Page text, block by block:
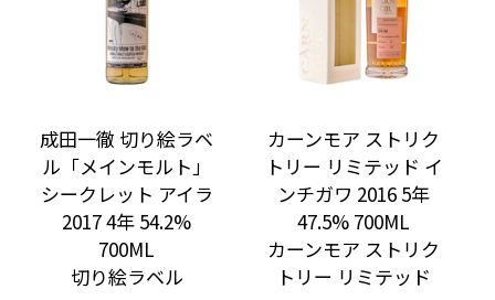
成田一徹 切り絵ラベ
ル「メインモルト」
シークレット アイラ
2017 4年 54.2%
700ML
切り絵ラベル
カーンモア ストリク
トリー リミテッド イ
ンチガワ 2016 5年
47.5% 700ML
カーンモア ストリク
トリー リミテッド